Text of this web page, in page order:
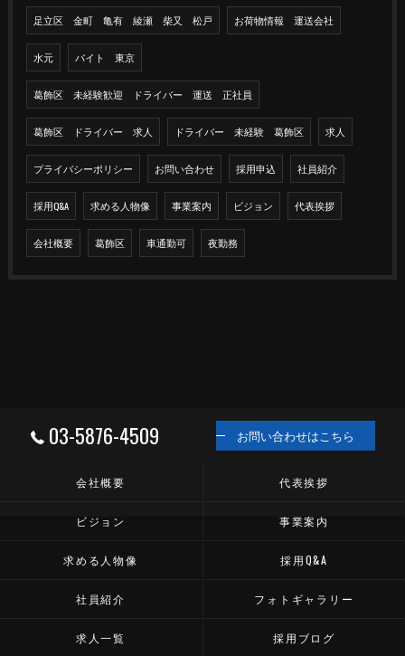
足立区 金町 亀有 綾瀬 柴又 松戸 お荷物情報 運送会社
水元 バイト 東京
葛飾区 未経験歓迎 ドライバー 運送 正社員
葛飾区 ドライバー 求人 ドライバー 未経験 葛飾区 求人
プライバシーポリシー お問い合わせ 採用申込 社員紹介
採用Q&A 求める人物像 事業案内 ビジョン 代表挨拶
会社概要 葛飾区 車通勤可 夜勤務
03-5876-4509 お問い合わせはこちら
会社概要 代表挨拶
ビジョン 事業案内
求める人物像 採用Q&A
社員紹介 フォトギャラリー
求人一覧 採用ブログ